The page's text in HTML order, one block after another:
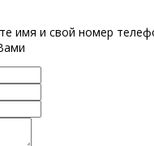
имя и свой номер